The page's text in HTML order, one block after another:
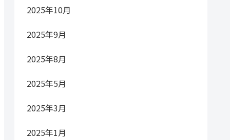
2025年10月
2025年9月
2025年8月
2025年5月
2025年3月
2025年1月